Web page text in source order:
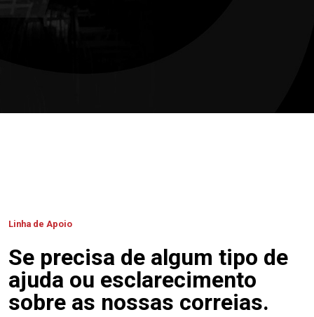
Linha de Apoio
Se precisa de algum tipo de
ajuda ou esclarecimento
sobre as nossas correias.